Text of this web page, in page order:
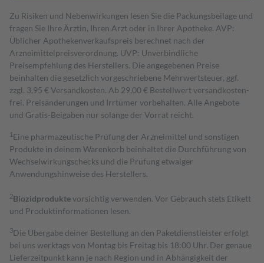
Zu Risiken und Nebenwirkungen lesen Sie die Packungsbeilage und
fragen Sie Ihre Ärztin, Ihren Arzt oder in Ihrer Apotheke. AVP:
Üblicher Apothekenverkaufspreis berechnet nach der
Arzneimittelpreisverordnung. UVP: Unverbindliche
Preisempfehlung des Herstellers. Die angegebenen Preise
beinhalten die gesetzlich vorgeschriebene Mehrwertsteuer, ggf.
zzgl. 3,95 € Versandkosten. Ab 29,00 € Bestell­wert versand­kosten­
frei. Preisänderungen und Irrtümer vorbehalten. Alle Angebote
und Gratis-Beigaben nur solange der Vorrat reicht.
1 Eine pharmazeutische Prüfung der Arzneimittel und sonstigen
Produkte in deinem Warenkorb beinhaltet die Durchführung von
Wechselwirkungschecks und die Prüfung etwaiger
Anwendungshinweise des Herstellers.
2Biozidproduktevorsichtig verwenden. Vor Gebrauch stets Etikett
und Produktinformationen lesen.
3Die Übergabe deiner Bestellung an den Paketdienstleister erfolgt
bei uns werktags von Montag bis Freitag bis 18:00 Uhr. Der genaue
Lieferzeitpunkt kann je nach Region und in Abhängigkeit der